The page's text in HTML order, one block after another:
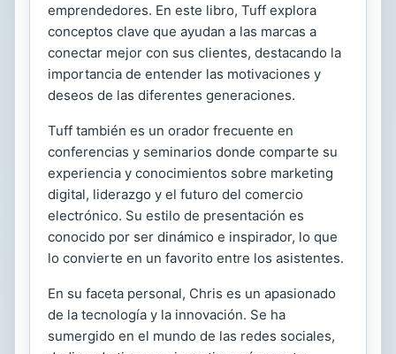
emprendedores. En este libro, Tuff explora
conceptos clave que ayudan a las marcas a
conectar mejor con sus clientes, destacando la
importancia de entender las motivaciones y
deseos de las diferentes generaciones.
Tuff también es un orador frecuente en
conferencias y seminarios donde comparte su
experiencia y conocimientos sobre marketing
digital, liderazgo y el futuro del comercio
electrónico. Su estilo de presentación es
conocido por ser dinámico e inspirador, lo que
lo convierte en un favorito entre los asistentes.
En su faceta personal, Chris es un apasionado
de la tecnología y la innovación. Se ha
sumergido en el mundo de las redes sociales,